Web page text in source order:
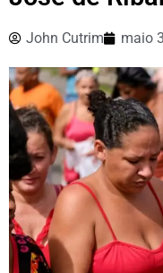
John Cutrim maio